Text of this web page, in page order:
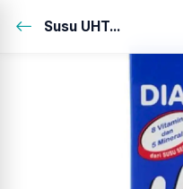
Susu UHT...